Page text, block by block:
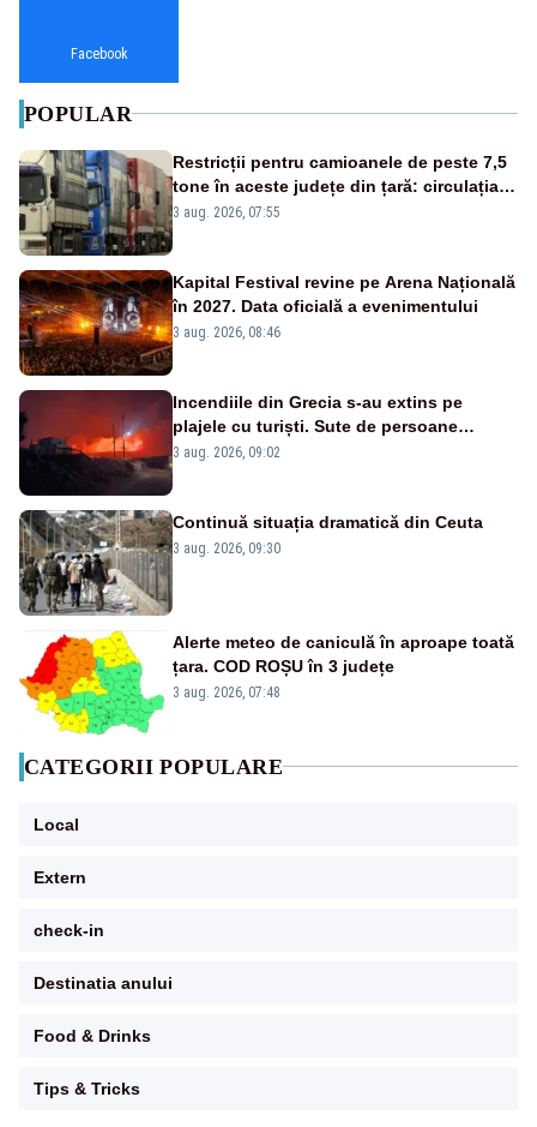
Facebook
POPULAR
Restricții pentru camioanele de peste 7,5
tone în aceste județe din țară: circulația
este interzisă luni, între orele 12:00 și
3 aug. 2026, 07:55
Kapital Festival revine pe Arena Națională
în 2027. Data oficială a evenimentului
3 aug. 2026, 08:46
Incendiile din Grecia s-au extins pe
plajele cu turiști. Sute de persoane
evacuate pe mare, drumuri blocate de
3 aug. 2026, 09:02
Continuă situația dramatică din Ceuta
3 aug. 2026, 09:30
Alerte meteo de caniculă în aproape toată
țara. COD ROȘU în 3 județe
3 aug. 2026, 07:48
CATEGORII POPULARE
Local
Extern
check-in
Destinatia anului
Food & Drinks
Tips & Tricks